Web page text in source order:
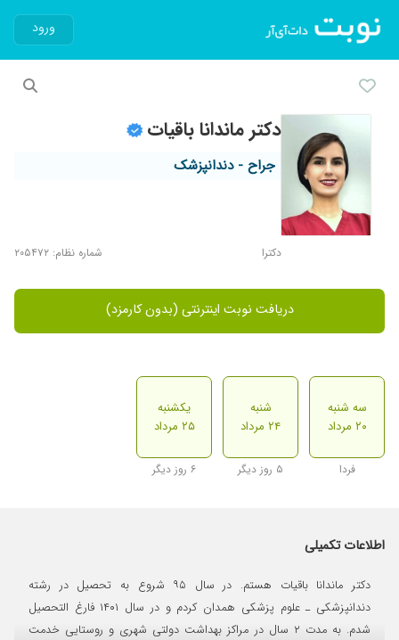
ورود
دکتر ماندانا باقیات
جراح - دندانپزشک
دکترا شماره نظام: ۲۰۵۴۷۲
دریافت نوبت اینترنتی (بدون کارمزد)
سه شنبه
۲۰ مرداد
فردا
شنبه
۲۴ مرداد
۵ روز دیگر
یکشنبه
۲۵ مرداد
۶ روز دیگر
اطلاعات تکمیلی
دکتر ماندانا باقیات هستم. در سال ۹۵ شروع به تحصیل در رشته
دندانپزشکی ـ علوم پزشکی همدان کردم و در سال ۱۴۰۱ فارغ التحصیل
شدم. به مدت ۲ سال در مراکز بهداشت دولتی شهری و روستایی خدمت